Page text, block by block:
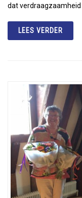
dat
LEES VERDER